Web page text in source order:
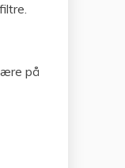
på